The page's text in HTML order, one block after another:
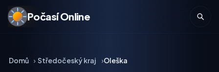
Počasí Online
Domů Středočeský kraj Oleška